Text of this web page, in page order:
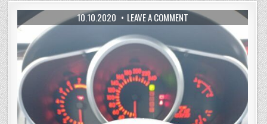
10.10.2020 LEAVE A COMMENT